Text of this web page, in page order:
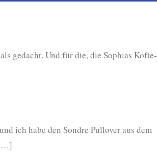
gedacht. Und für die, die Sophias Kofte-
ich habe den Sondre Pullover aus dem